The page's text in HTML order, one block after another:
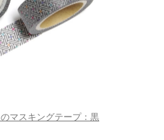
マスキングテープ：黒